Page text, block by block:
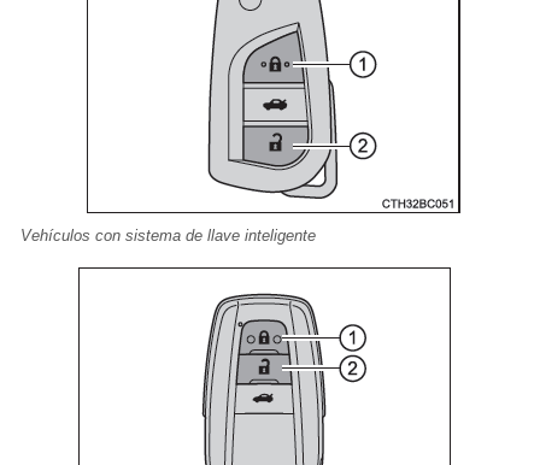
Vehículos con sistema de llave inteligente